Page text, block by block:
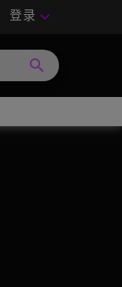
登录 keyboard_arrow_down
search